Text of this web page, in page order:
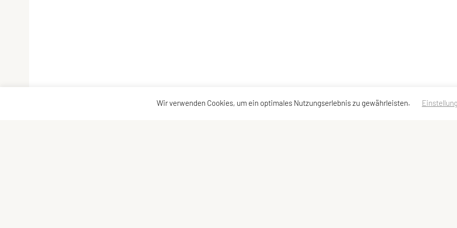
Wir verwenden Cookies, um ein optimales Nutzungserlebnis zu gewährleisten.